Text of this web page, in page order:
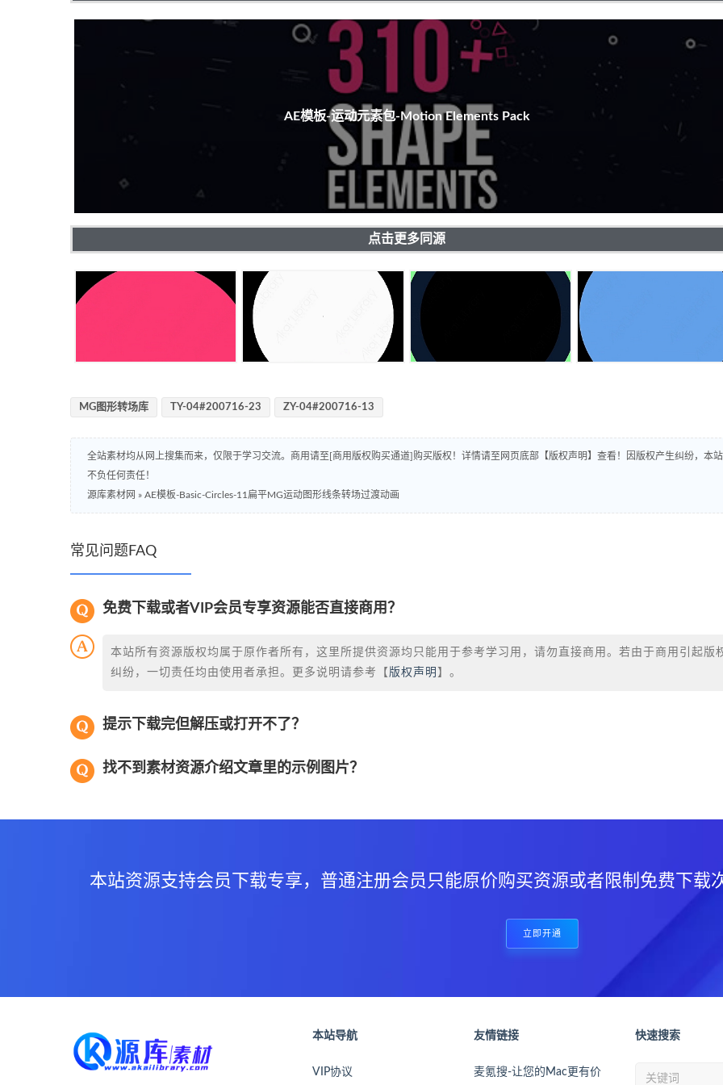
AE模板-运动元素包-Motion Elements Pack
点击更多同源
MG图形转场库 TY-04#200716-23 ZY-04#200716-13
全站素材均从网上搜集而来，仅限于学习交流。商用请至[商用版权购买通道]购买版权！详情请至网页底部【版权声明】查看！因版权产生纠纷，本站
不负任何责任！
源库素材网 » AE模板-Basic-Circles-11扁平MG运动图形线条转场过渡动画
常见问题FAQ
免费下载或者VIP会员专享资源能否直接商用？
本站所有资源版权均属于原作者所有，这里所提供资源均只能用于参考学习用，请勿直接商用。若由于商用引起版
纠纷，一切责任均由使用者承担。更多说明请参考【 版权声明 】。
提示下载完但解压或打开不了？
找不到素材资源介绍文章里的示例图片？
本站资源支持会员下载专享，普通注册会员只能原价购买资源或者限制免费下载
立即开通
本站导航
VIP协议
友情链接
麦氪搜-让您的Mac更有价
快速搜索